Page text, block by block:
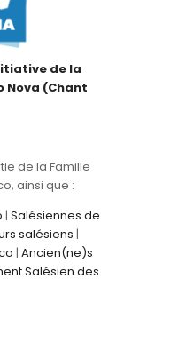
de la
Nova (Chant
de la Famille
ainsi que :
| Salésiennes de
salésiens |
| Ancien(ne)s
Salésien des